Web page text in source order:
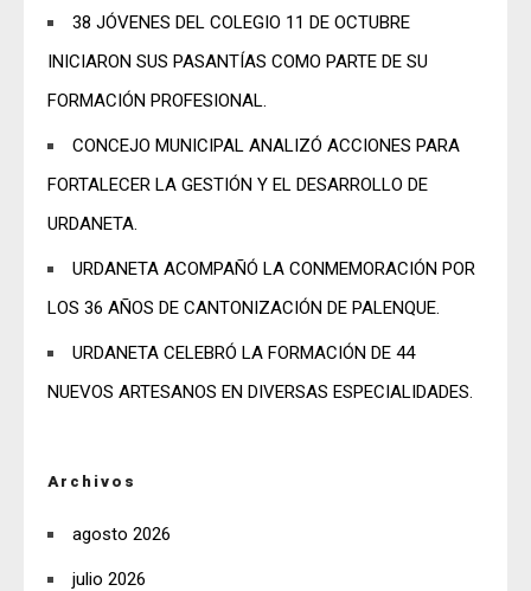
38 JÓVENES DEL COLEGIO 11 DE OCTUBRE
INICIARON SUS PASANTÍAS COMO PARTE DE SU
FORMACIÓN PROFESIONAL.
CONCEJO MUNICIPAL ANALIZÓ ACCIONES PARA
FORTALECER LA GESTIÓN Y EL DESARROLLO DE
URDANETA.
URDANETA ACOMPAÑÓ LA CONMEMORACIÓN POR
LOS 36 AÑOS DE CANTONIZACIÓN DE PALENQUE.
URDANETA CELEBRÓ LA FORMACIÓN DE 44
NUEVOS ARTESANOS EN DIVERSAS ESPECIALIDADES.
Archivos
agosto 2026
julio 2026